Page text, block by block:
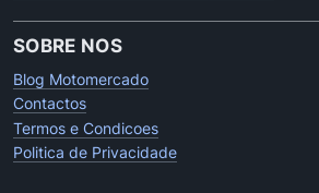
SOBRE NOS
Blog Motomercado
Contactos
Termos e Condicoes
Politica de Privacidade